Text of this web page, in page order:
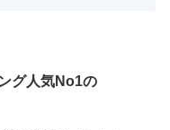
グ人気No1の